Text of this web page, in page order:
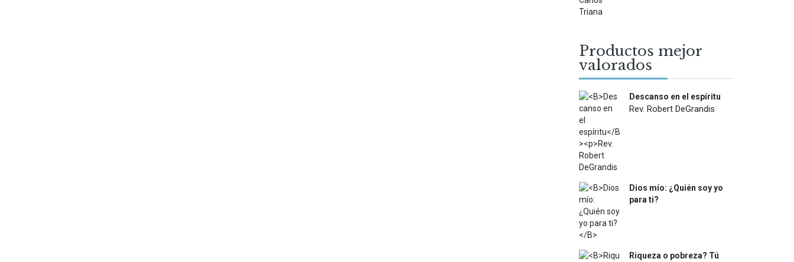
Productos mejor
valorados
Descanso en el espíritu
Rev. Robert DeGrandis
Dios mío: ¿Quién soy yo
para ti?
Riqueza o pobreza? Tú